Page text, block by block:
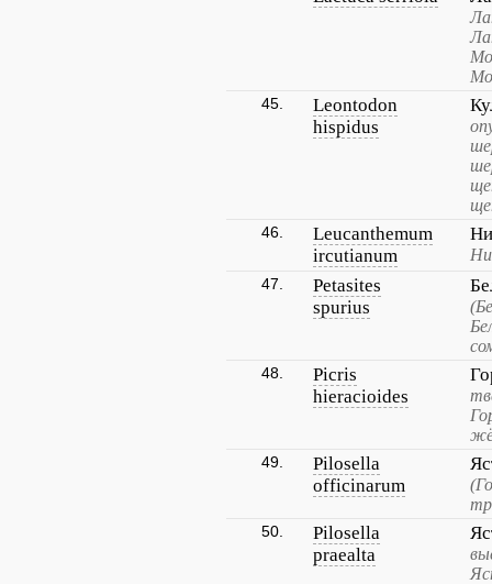
45.
Leontodon
hispidus
46.
Leucanthemum
ircutianum
47.
Petasites
spurius
48.
Picris
hieracioides
49.
Pilosella
officinarum
50.
Pilosella
praealta